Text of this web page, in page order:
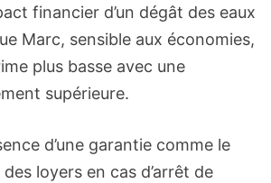
financier d’un dégât des eaux
Marc, sensible aux économies,
plus basse avec une
supérieure.
d’une garantie comme le
loyers en cas d’arrêt de